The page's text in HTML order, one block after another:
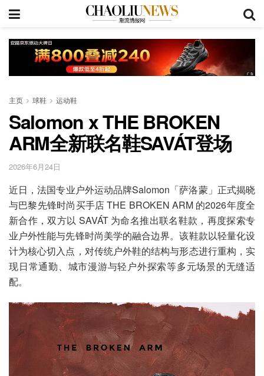
主页 球鞋 运动鞋
Salomon x THE BROKEN
ARM全新联名鞋SAVÁT登场
2026年6月24日
近日，法国专业户外运动品牌Salomon「萨洛蒙」正式揭晓
与巴黎先锋时尚买手店 THE BROKEN ARM 的2026年度全
新合作，双方以 SAVÁT 为命名推出联名鞋款，再度探索专
业户外性能与先锋时尚美学的融合边界。该鞋款以轻量化设
计为核心切入点，对传统户外鞋的结构与形态进行重构，实
现日常通勤、城市漫游与轻户外探索等多元场景的无缝适
配。